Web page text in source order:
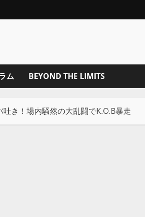
ム BEYOND THE LIMITS
吐き！場内騒然の大乱闘でK.O.B暴走